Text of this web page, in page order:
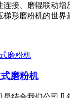
连接、磨辊联动增
梯形磨粉机的世界
磨粉机